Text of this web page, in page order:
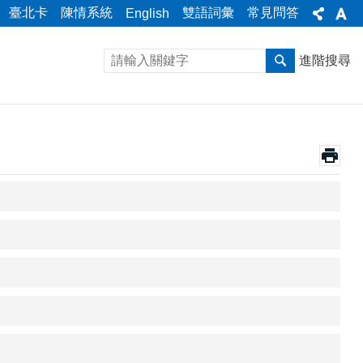
臺北卡 陳情系統 English 雙語詞彙 常見問答
進階搜尋